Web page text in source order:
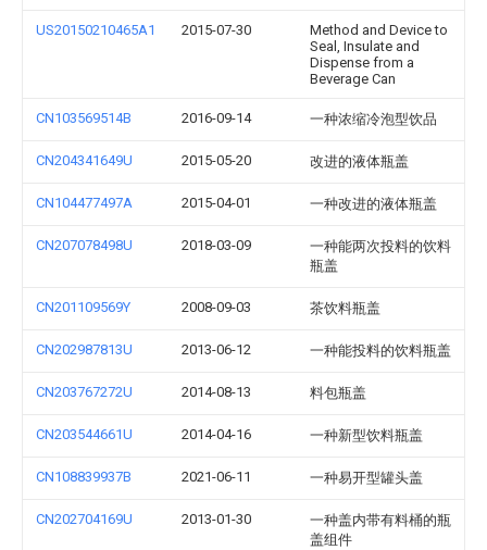
US20150210465A1 2015-07-30
Method and Device to
Seal, Insulate and
Dispense from a
Beverage Can
CN103569514B 2016-09-14 一种浓缩冷泡型饮品
CN204341649U 2015-05-20 改进的液体瓶盖
CN104477497A 2015-04-01 一种改进的液体瓶盖
CN207078498U 2018-03-09
一种能两次投料的饮料
瓶盖
CN201109569Y 2008-09-03 茶饮料瓶盖
CN202987813U 2013-06-12 一种能投料的饮料瓶盖
CN203767272U 2014-08-13 料包瓶盖
CN203544661U 2014-04-16 一种新型饮料瓶盖
CN108839937B 2021-06-11 一种易开型罐头盖
CN202704169U 2013-01-30
一种盖内带有料桶的瓶
盖组件